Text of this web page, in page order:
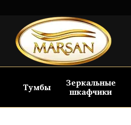
Тумбы Зеркальные
шкафчики